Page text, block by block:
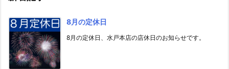
8月の定休日
8月の定休日、水戸本店の店休日のお知らせです。